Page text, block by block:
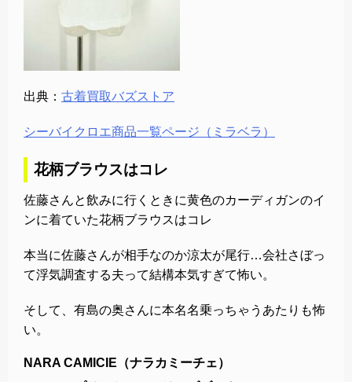
出典： 古着買取バズストア
シーバイクロエ商品一覧ページ（ミラベラ）
花柄ブラウスはコレ
佐藤さんと飲みに行くときに黄色のカーディガンのイ
ンに着ていた花柄ブラウスはコレ
本当に佐藤さんが相手なのか涼太が尾行…会社さぼっ
て浮気調査する夫って結構本気すぎて怖い。
そして、有島の奥さんに本名名乗っちゃうあたりも怖
い。
NARA CAMICIE（ナラカミーチェ）